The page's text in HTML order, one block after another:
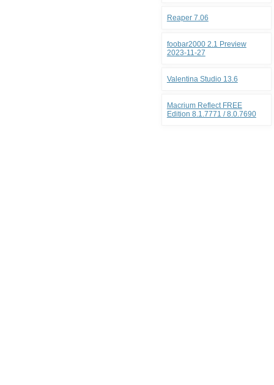
Reaper 7.06
foobar2000 2.1 Preview
2023-11-27
Valentina Studio 13.6
Macrium Reflect FREE
Edition 8.1.7771 / 8.0.7690